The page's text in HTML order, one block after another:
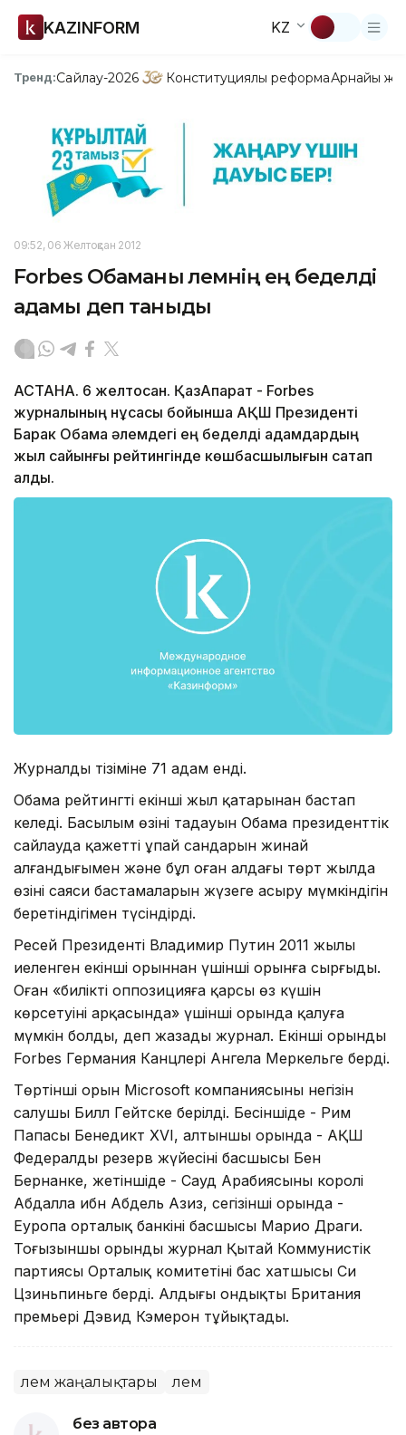
KAZINFORM KZ
Тренд:Сайлау-2026 Конституциялық реформаАрнайы
09:52, 06 Желтоқсан 2012
Forbes Обаманы әлемнің ең беделді
адамы деп таныды
АСТАНА. 6 желтоқсан. ҚазАқпарат - Forbes
журналының нұсқасы бойынша АҚШ Президенті
Барак Обама әлемдегі ең беделді адамдардың
жыл сайынғы рейтингінде көшбасшылығын сақтап
қалды.
Журналдың тізіміне 71 адам енді.
Обама рейтингті екінші жыл қатарынан бастап
келеді. Басылым өзінің таңдауын Обама президенттік
сайлауда қажетті ұпай сандарын жинай
алғандығымен және бұл оған алдағы төрт жылда
өзінің саяси бастамаларын жүзеге асыру мүмкіндігін
беретіндігімен түсіндірді.
Ресей Президенті Владимир Путин 2011 жылы
иеленген екінші орыннан үшінші орынға сырғыды.
Оған «биліктің оппозицияға қарсы өз күшін
көрсетуінің арқасында» үшінші орында қалуға
мүмкін болды, деп жазады журнал. Екінші орынды
Forbes Германия Канцлері Ангела Меркельге берді.
Төртінші орын Microsoft компаниясының негізін
салушы Билл Гейтске берілді. Бесіншіде - Рим
Папасы Бенедикт XVI, алтыншы орында - АҚШ
Федералды резерв жүйесінің басшысы Бен
Бернанке, жетіншіде - Сауд Арабиясының королі
Абдалла ибн Абдель Азиз, сегізінші орында -
Еуропа орталық банкінің басшысы Марио Драги.
Тоғызыншы орынды журнал Қытай Коммунистік
партиясы Орталық комитетінің бас хатшысы Си
Цзиньпиньге берді. Алдыңғы ондықты Британия
премьері Дэвид Кэмерон тұйықтады.
Әлем жаңалықтары Әлем
без автора